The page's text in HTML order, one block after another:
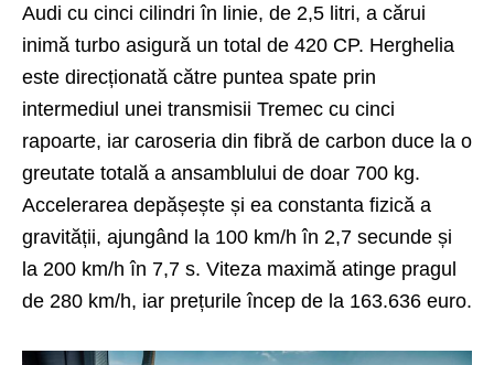
Audi cu cinci cilindri în linie, de 2,5 litri, a cărui
inimă turbo asigură un total de 420 CP. Herghelia
este direcționată către puntea spate prin
intermediul unei transmisii Tremec cu cinci
rapoarte, iar caroseria din fibră de carbon duce la o
greutate totală a ansamblului de doar 700 kg.
Accelerarea depășește și ea constanta fizică a
gravității, ajungând la 100 km/h în 2,7 secunde și
la 200 km/h în 7,7 s. Viteza maximă atinge pragul
de 280 km/h, iar prețurile încep de la 163.636 euro.